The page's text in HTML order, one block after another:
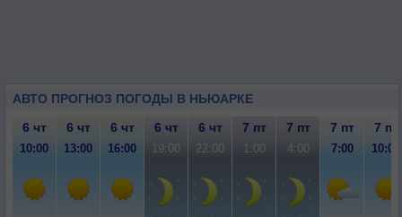
АВТО ПРОГНОЗ ПОГОДЫ В НЬЮАРКЕ
6 чт 6 чт 6 чт 6 чт 6 чт 7 пт 7 пт 7 пт 7 пт
10:00 13:00 16:00 19:00 22:00 1:00 4:00 7:00 10:00